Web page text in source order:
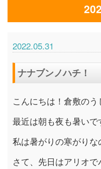
2022.05.31
ナナブンノハチ！
こんにちは！倉敷の
最近は朝も夜も暑いで
私は暑がりの寒がり
さて、先日はアリオ